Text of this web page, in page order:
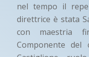
nel tempo il
direttrice è stata
con maestria
Componente